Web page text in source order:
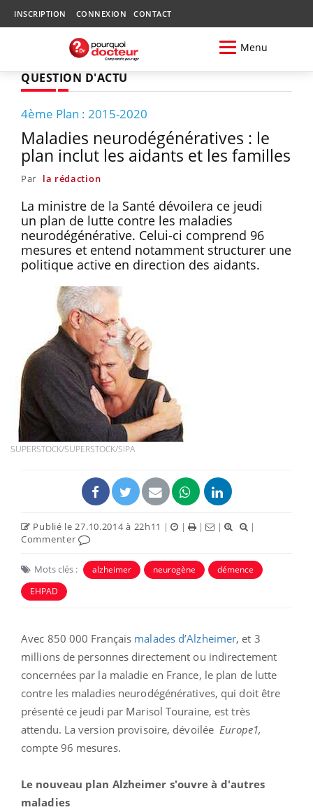
INSCRIPTION CONNEXION CONTACT
Menu
QUESTION D'ACTU
4ème Plan : 2015-2020
Maladies neurodégénératives : le
plan inclut les aidants et les familles
Par la rédaction
La ministre de la Santé dévoilera ce jeudi
un plan de lutte contre les maladies
neurodégénérative. Celui-ci comprend 96
mesures et entend notamment structurer une
politique active en direction des aidants.
SUPERSTOCK/SUPERSTOCK/SIPA
Publié le 27.10.2014 à 22h11 | | | |
|
Commenter
Mots clés : alzheimer neurogène
démence
EHPAD
Avec 850 000 Français malades d’Alzheimer, et 3
millions de personnes directement ou indirectement
concernées par la maladie en France, le plan de lutte
contre les maladies neurodégénératives, qui doit être
présenté ce jeudi par Marisol Touraine, est très
attendu. La version provisoire, dévoilée Europe1,
compte 96 mesures.
Le nouveau plan Alzheimer s'ouvre à d'autres
maladies